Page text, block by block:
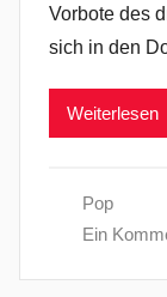
Vorbote des
sich in den
Weiterlesen
Pop
Ein